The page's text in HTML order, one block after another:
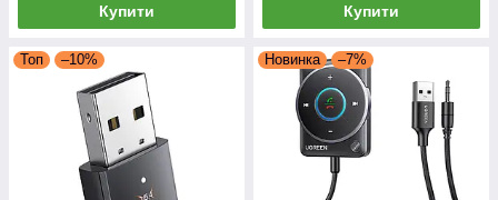
Купити Купити
Топ –10% Новинка –7%